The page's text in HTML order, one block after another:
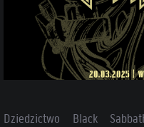
Dziedzictwo Black